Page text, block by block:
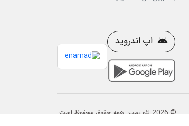
اپ اندروید
© 2026 لئو پمپ. همه حقوق محفوظ است.